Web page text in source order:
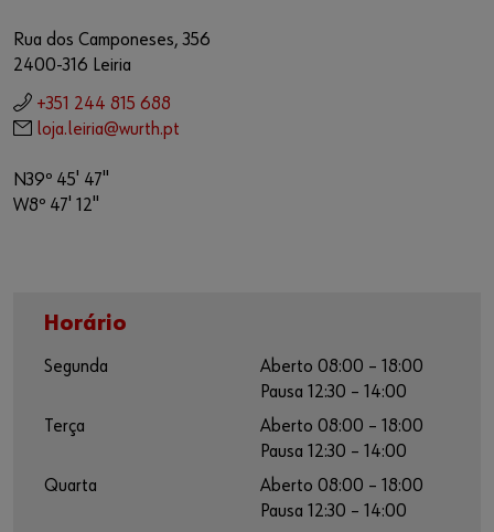
Rua dos Camponeses, 356
2400-316 Leiria
+351 244 815 688
loja.leiria@wurth.pt
N39º 45' 47"
W8º 47' 12"
Horário
Segunda
Aberto 08:00 – 18:00
Pausa 12:30 – 14:00
Terça
Aberto 08:00 – 18:00
Pausa 12:30 – 14:00
Quarta
Aberto 08:00 – 18:00
Pausa 12:30 – 14:00